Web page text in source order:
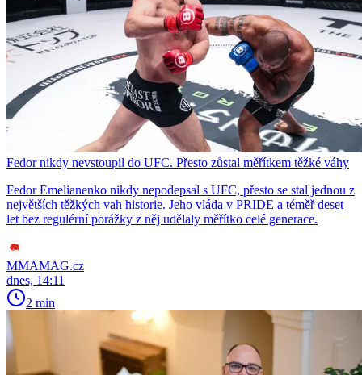
Fedor nikdy nevstoupil do UFC. Přesto zůstal měřítkem těžké váhy
Fedor Emelianenko nikdy nepodepsal s UFC, přesto se stal jednou z
největších těžkých vah historie. Jeho vláda v PRIDE a téměř deset
let bez regulérní porážky z něj udělaly měřítko celé generace.
MMAMAG.cz
dnes, 14:11
2 min